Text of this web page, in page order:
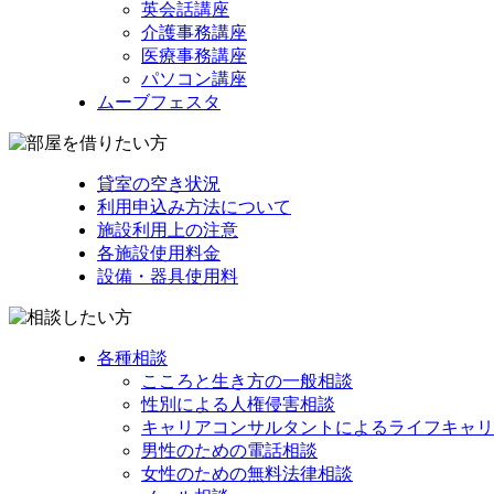
英会話講座
介護事務講座
医療事務講座
パソコン講座
ムーブフェスタ
貸室の空き状況
利用申込み方法について
施設利用上の注意
各施設使用料金
設備・器具使用料
各種相談
こころと生き方の一般相談
性別による人権侵害相談
キャリアコンサルタントによるライフキャ
男性のための電話相談
女性のための無料法律相談